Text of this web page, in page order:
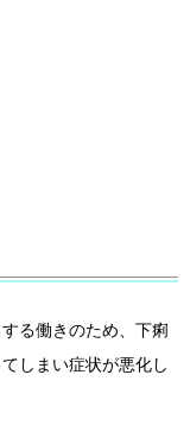
る働きのため、下痢
しまい症状が悪化し